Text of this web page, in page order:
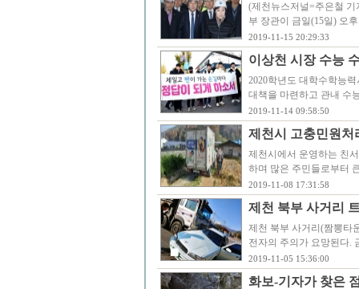
(제천뉴스저널=주은철
부 장관이 금일(15일) 오
2019-11-15 20:29:33
이상천 시장 수능
2020학년도 대학수학능
대책을 마련하고 관내 수
2019-11-14 09:58:50
제천시 고충민원
제천시에서 운영하는 친
하며 많은 주민들로부터
2019-11-08 17:31:58
제천 북부 사거리
제천 북부 사거리(짬뽕타
전자의 주의가 요망된다.
2019-11-05 15:36:00
화보-기자가 찾은